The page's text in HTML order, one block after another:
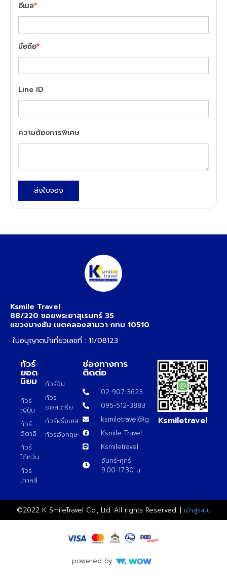
อีเมล*
มือถือ*
Line ID
ความต้องการพิเศษ
ส่งใบจอง
Ksmile Travel
88/220 ซอยพระยาสุเรนทร์ 35
แขวงบางชัน เขตคลองสามวา กทม 10510
ใบอนุญาตนำเที่ยวเลขที่ : 11/08123
ทัวร์
ยอด
นิยม
ทัวร์
ญี่ปุ่น
ทัวร์
อิตาลี
ทัวร์
ไต้หวัน
ทัวร์
เกาหลี
ทัวร์จีน
ทัวร์
ออสเตรีย
ทัวร์ฝรั่งเศส
ทัวร์อังกฤษ
ช่องทางการ
ติดต่อ
02-907-3623
095-512-3883
ksmiletravel@gmail.com
Ksmile Travel
Ksmiletravel
จันทร์-ศุกร์
9.00-17.30 น.
Ksmiletravel
©2022 K SmileTravel Co., Ltd. All rights Reserved. | เข้าสู่ระบบ
powered by